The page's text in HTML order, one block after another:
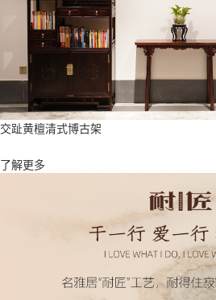
交趾黄檀清式博古架
了解更多